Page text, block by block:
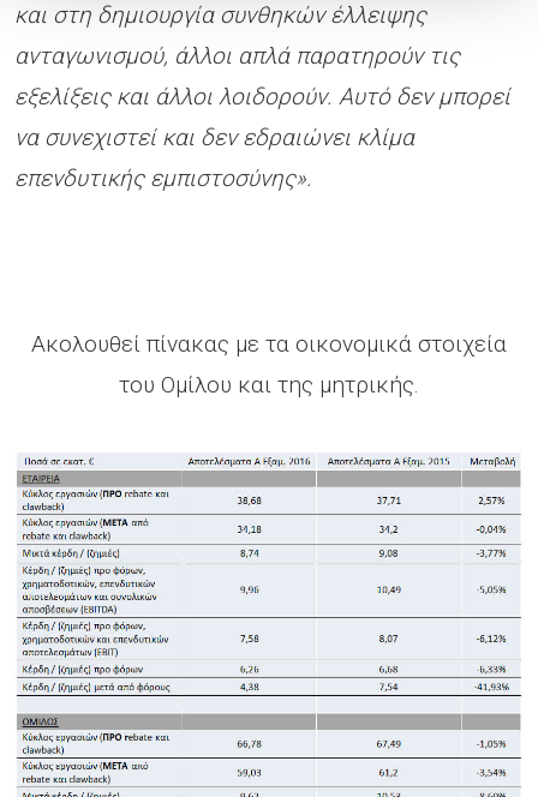
και στη δημιουργία συνθηκών έλλειψης
ανταγωνισμού, άλλοι απλά παρατηρούν τις
εξελίξεις και άλλοι λοιδορούν. Αυτό δεν μπορεί
να συνεχιστεί και δεν εδραιώνει κλίμα
επενδυτικής εμπιστοσύνης».
Ακολουθεί πίνακας με τα οικονομικά στοιχεία
του Ομίλου και της μητρικής.